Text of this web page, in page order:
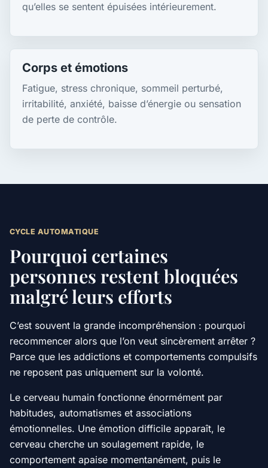
qu’elles se sentent épuisées intérieurement.
Corps et émotions
Fatigue, stress chronique, sommeil perturbé,
irritabilité, anxiété, baisse d’énergie ou sensation
de perte de contrôle.
CYCLE AUTOMATIQUE
Pourquoi certaines
personnes restent bloquées
malgré leurs efforts
C’est souvent la grande incompréhension : pourquoi
recommencer alors que l’on veut sincèrement arrêter ?
Parce que les addictions et comportements compulsifs
ne reposent pas uniquement sur la volonté.
Le cerveau humain fonctionne énormément par
habitudes, automatismes et associations
émotionnelles. Une émotion difficile apparaît, le
cerveau cherche un soulagement rapide, le
comportement apaise momentanément, puis le